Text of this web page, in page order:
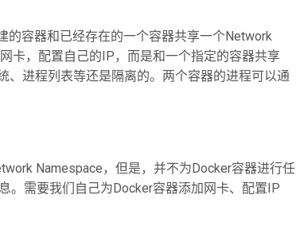
容器和已经存在的一个容器共享一个Network
卡，配置自己的IP，而是和一个指定的容器共享
进程列表等还是隔离的。两个容器的进程可以通
Namespace，但是，并不为Docker容器进行任
。需要我们自己为Docker容器添加网卡、配置IP